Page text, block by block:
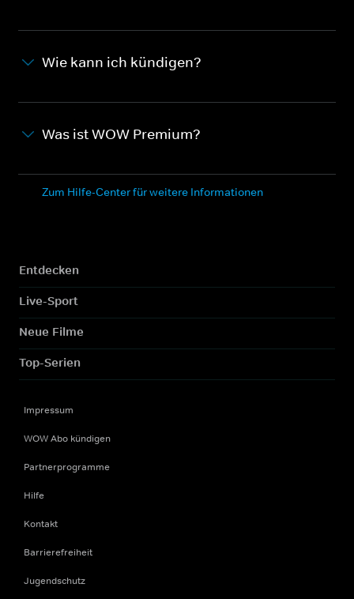
Wie kann ich kündigen?
Was ist WOW Premium?
Zum Hilfe-Center für weitere Informationen
Entdecken
Live-Sport
Neue Filme
Top-Serien
Impressum
WOW Abo kündigen
Partnerprogramme
Hilfe
Kontakt
Barrierefreiheit
Jugendschutz